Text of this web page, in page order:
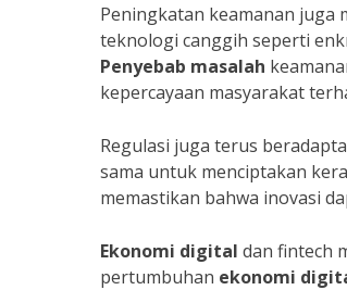
Peningkatan keamanan juga
teknologi canggih seperti
Penyebab masalah
kepercayaan masyarakat
Regulasi juga terus
sama untuk menciptakan
memastikan bahwa inovasi
Ekonomi digital dan fintech
pertumbuhan ekonomi